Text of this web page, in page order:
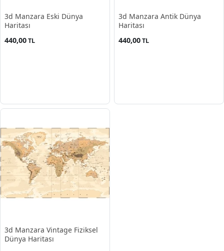
3d Manzara Eski Dünya
Haritası
440,00TL
3d Manzara Antik Dünya
Haritası
440,00TL
3d Manzara Vintage Fiziksel
Dünya Haritası